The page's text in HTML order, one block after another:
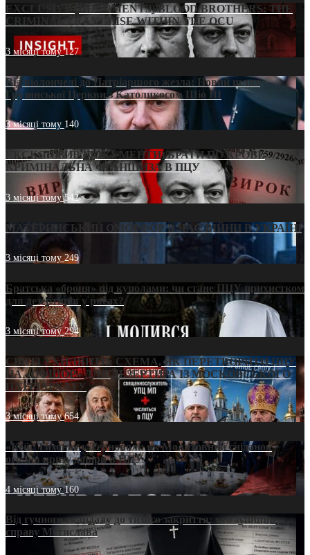
EXCLUSIVE (DOCUMENTS)/BLOOD BROTHERS: THE
CRIMINAL FRANCHISE WITHIN THE OCU
3 місяці тому127
Від віолончелі до Патріаршого жезла: Новий шлях
Грузинської Церкви з Католикосом Шіо III
3 місяці тому 140
ЕКСКЛЮЗИВ (ДОКУМЕНТИ)/БРАТИ ПО КРОВІ:
КРИМІНАЛЬНА ФРАНШИЗА В ПЦУ
3 місяці тому542
МАТЕРИНСЬКИЙ ОМОРФОР В ЧАС ВІЙНИ В УКРАЇНІ
3 місяці тому249
Братська «броня» під куполами: чи стане ПЦУ прихистком
для дезертирів у рясах?
3 місяці тому294
СВЯТІ УХИЛЯНТИ: СХЕМА, ЯК ПЕРЕТВОРИТИ ПЦУ
НА «ОФШОР» ДЛЯ ДЕЗЕРТИРА ІЗ МОСКОВСЬКОГО
ПАТРІАРХАТУ
3 місяці тому654
«Кейс Тихона» у Тернополі: як Молитовний сніданок
оголив кризу довіри в ПЦУ
4 місяці тому160
Від гучного скандалу до тихого закриття: хто зупинив
справу Мстислава